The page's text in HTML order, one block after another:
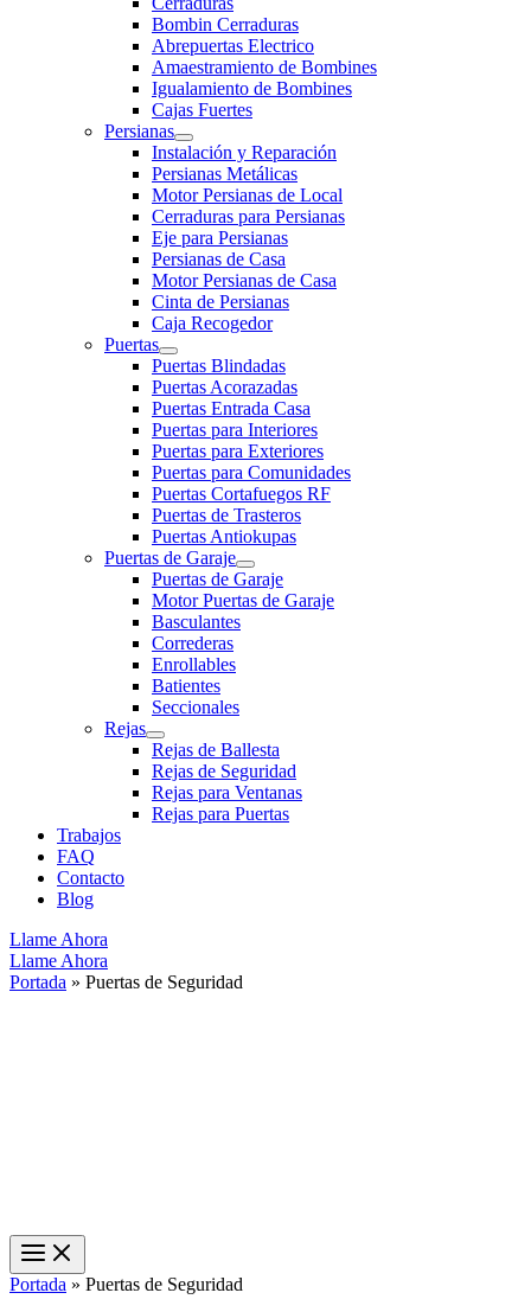
Bombin Cerraduras
Abrepuertas Electrico
Amaestramiento de Bombines
Igualamiento de Bombines
Cajas Fuertes
Persianas
Instalación y Reparación
Persianas Metálicas
Motor Persianas de Local
Cerraduras para Persianas
Eje para Persianas
Persianas de Casa
Motor Persianas de Casa
Cinta de Persianas
Caja Recogedor
Puertas
Puertas Blindadas
Puertas Acorazadas
Puertas Entrada Casa
Puertas para Interiores
Puertas para Exteriores
Puertas para Comunidades
Puertas Cortafuegos RF
Puertas de Trasteros
Puertas Antiokupas
Puertas de Garaje
Puertas de Garaje
Motor Puertas de Garaje
Basculantes
Correderas
Enrollables
Batientes
Seccionales
Rejas
Rejas de Ballesta
Rejas de Seguridad
Rejas para Ventanas
Rejas para Puertas
Trabajos
FAQ
Contacto
Blog
Llame Ahora
Llame Ahora
Portada » Puertas de Seguridad
Portada » Puertas de Seguridad